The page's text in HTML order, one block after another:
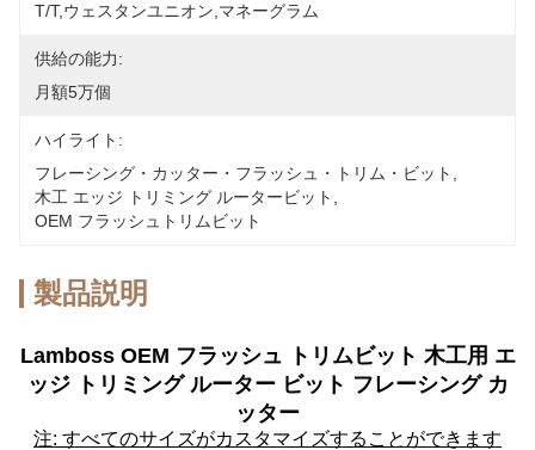
T/T,ウェスタンユニオン,マネーグラム
供給の能力:
月額5万個
ハイライト:
フレーシング・カッター・フラッシュ・トリム・ビット
木工 エッジ トリミング ルータービット
OEM フラッシュトリムビット
製品説明
Lamboss OEM フラッシュ トリムビット 木工用 エ
ッジ トリミング ルーター ビット フレーシング カ
ッター
注: すべてのサイズがカスタマイズすることができます